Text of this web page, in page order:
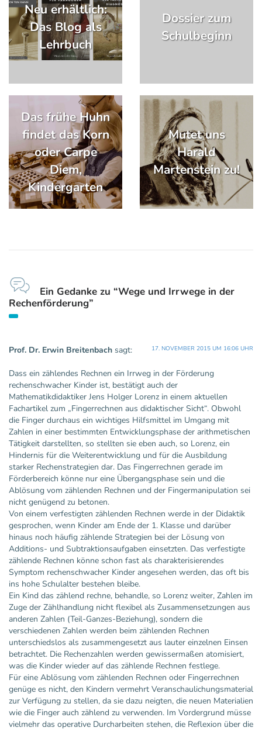
Neu erhältlich:
Das Blog als
Lehrbuch
Dossier zum
Schulbeginn
Das frühe Huhn
findet das Korn
oder Carpe
Diem,
Kindergarten
Mutet uns
Harald
Martenstein zu!
Ein Gedanke zu “Wege und Irrwege in der
Rechenförderung”
Prof. Dr. Erwin Breitenbach sagt: 17. NOVEMBER 2015 UM 16:06 UHR
Dass ein zählendes Rechnen ein Irrweg in der Förderung
rechenschwacher Kinder ist, bestätigt auch der
Mathematikdidaktiker Jens Holger Lorenz in einem aktuellen
Fachartikel zum „Fingerrechnen aus didaktischer Sicht“. Obwohl
die Finger durchaus ein wichtiges Hilfsmittel im Umgang mit
Zahlen in einer bestimmten Entwicklungsphase der arithmetischen
Tätigkeit darstellten, so stellten sie eben auch, so Lorenz, ein
Hindernis für die Weiterentwicklung und für die Ausbildung
starker Rechenstrategien dar. Das Fingerrechnen gerade im
Förderbereich könne nur eine Übergangsphase sein und die
Ablösung vom zählenden Rechnen und der Fingermanipulation sei
nicht genügend zu betonen.
Von einem verfestigten zählenden Rechnen werde in der Didaktik
gesprochen, wenn Kinder am Ende der 1. Klasse und darüber
hinaus noch häufig zählende Strategien bei der Lösung von
Additions- und Subtraktionsaufgaben einsetzten. Das verfestigte
zählende Rechnen könne schon fast als charakterisierendes
Symptom rechenschwacher Kinder angesehen werden, das oft bis
ins hohe Schulalter bestehen bleibe.
Ein Kind das zählend rechne, behandle, so Lorenz weiter, Zahlen im
Zuge der Zählhandlung nicht flexibel als Zusammensetzungen aus
anderen Zahlen (Teil-Ganzes-Beziehung), sondern die
verschiedenen Zahlen werden beim zählenden Rechnen
unterschiedslos als zusammengesetzt aus lauter einzelnen Einsen
betrachtet. Die Rechenzahlen werden gewissermaßen atomisiert,
was die Kinder wieder auf das zählende Rechnen festlege.
Für eine Ablösung vom zählenden Rechnen oder Fingerrechnen
genüge es nicht, den Kindern vermehrt Veranschaulichungsmaterial
zur Verfügung zu stellen, da sie dazu neigten, die neuen Materialien
wie die Finger auch zählend zu verwenden. Im Vordergrund müsse
vielmehr das operative Durcharbeiten stehen, die Reflexion über die